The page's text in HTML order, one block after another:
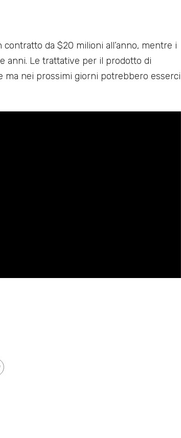
da $20 milioni all’anno, mentre i
anni. Le trattative per il prodotto di
ma nei prossimi giorni potrebbero esserci